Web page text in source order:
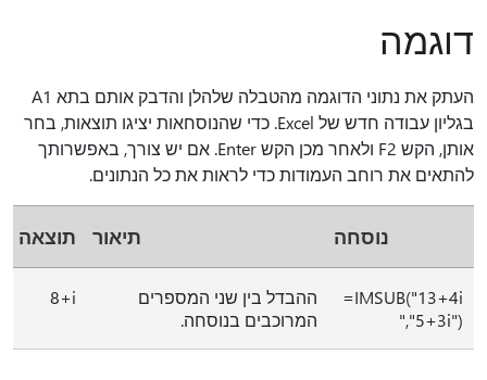
דוגמה
העתק את נתוני הדוגמה מהטבלה שלהלן והדבק אותם בתא A1
בגליון עבודה חדש של Excel. כדי שהנוסחאות יציגו תוצאות, בחר
אותן, הקש F2 ולאחר מכן הקש Enter. אם יש צורך, באפשרותך
להתאים את רוחב העמודות כדי לראות את כל הנתונים.
נוסחה תיאור תוצאה
‎=IMSUB("13+4i
","5+3i")‎
ההבדל בין שני המספרים
המרוכבים בנוסחה.
‎8+i